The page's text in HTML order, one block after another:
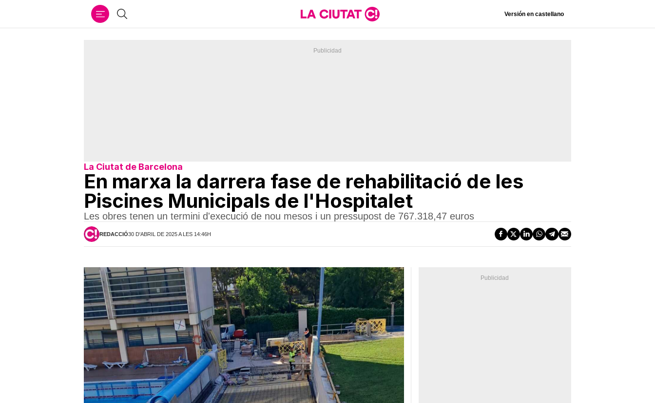
Cercar Versión en castellano
La Ciutat de Barcelona
En marxa la darrera fase de rehabilitació de les
Piscines Municipals de l'Hospitalet
Les obres tenen un termini d'execució de nou mesos i un pressupost de 767.318,47 euros
REDACCIÓ30 D'ABRIL DE 2025 A LES 14:46H